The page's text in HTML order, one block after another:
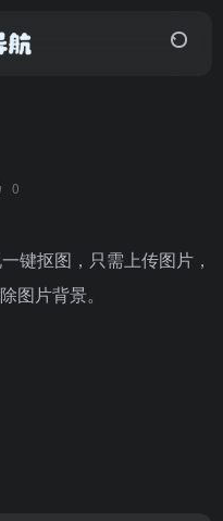
0
键抠图，只需上传图片，
图片背景。